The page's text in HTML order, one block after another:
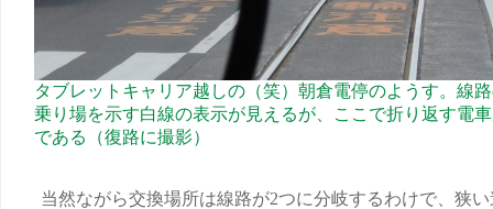
タブレットキャリア越しの（笑）朝倉電停のようす。線
乗り場を示す白線の表示が見えるが、ここで折り返す電
である（復路に撮影）
当然ながら交換場所は線路が2つに分岐するわけで、狭